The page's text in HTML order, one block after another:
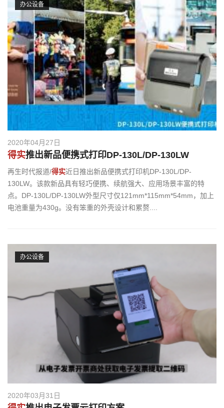
办公设备
2020年04月27日
得实推出新品便携式打印DP-130L/DP-130LW
再生时代报道/得实近日推出新品便携式打印机DP-130L/DP-
130LW。该款新品具有轻巧便携、续航强大、应用场景丰富的特
点。DP-130L/DP-130LW外型尺寸仅121mm*115mm*54mm，加上
电池重量为430g。没有笨重的外壳设计和累赘....
办公设备
2020年03月31日